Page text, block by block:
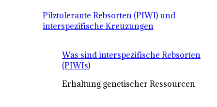
Pilztolerante Rebsorten (PIWI) und
interspezifische Kreuzungen
Was sind interspezifische Rebsorten
(PIWIs)
Erhaltung genetischer Ressourcen